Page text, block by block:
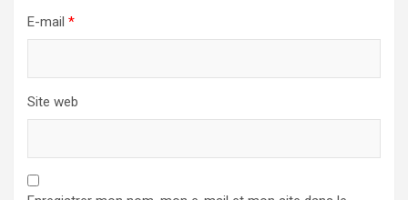
E-mail *
Site web